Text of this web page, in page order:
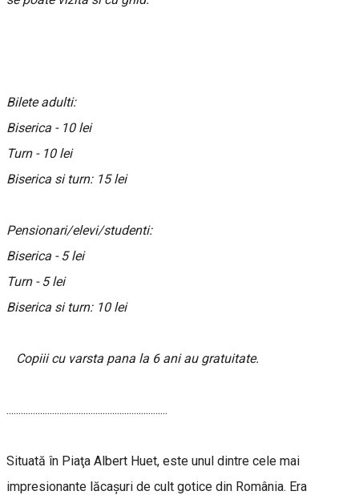
Bilete adulti:
Biserica - 10 lei
Turn - 10 lei
Biserica si turn: 15 lei
Pensionari/elevi/studenti:
Biserica - 5 lei
Turn - 5 lei
Biserica si turn: 10 lei
Copiii cu varsta pana la 6 ani au gratuitate.
...................................................................
Situată în Piaţa Albert Huet, este unul dintre cele mai
impresionante lăcaşuri de cult gotice din România. Era